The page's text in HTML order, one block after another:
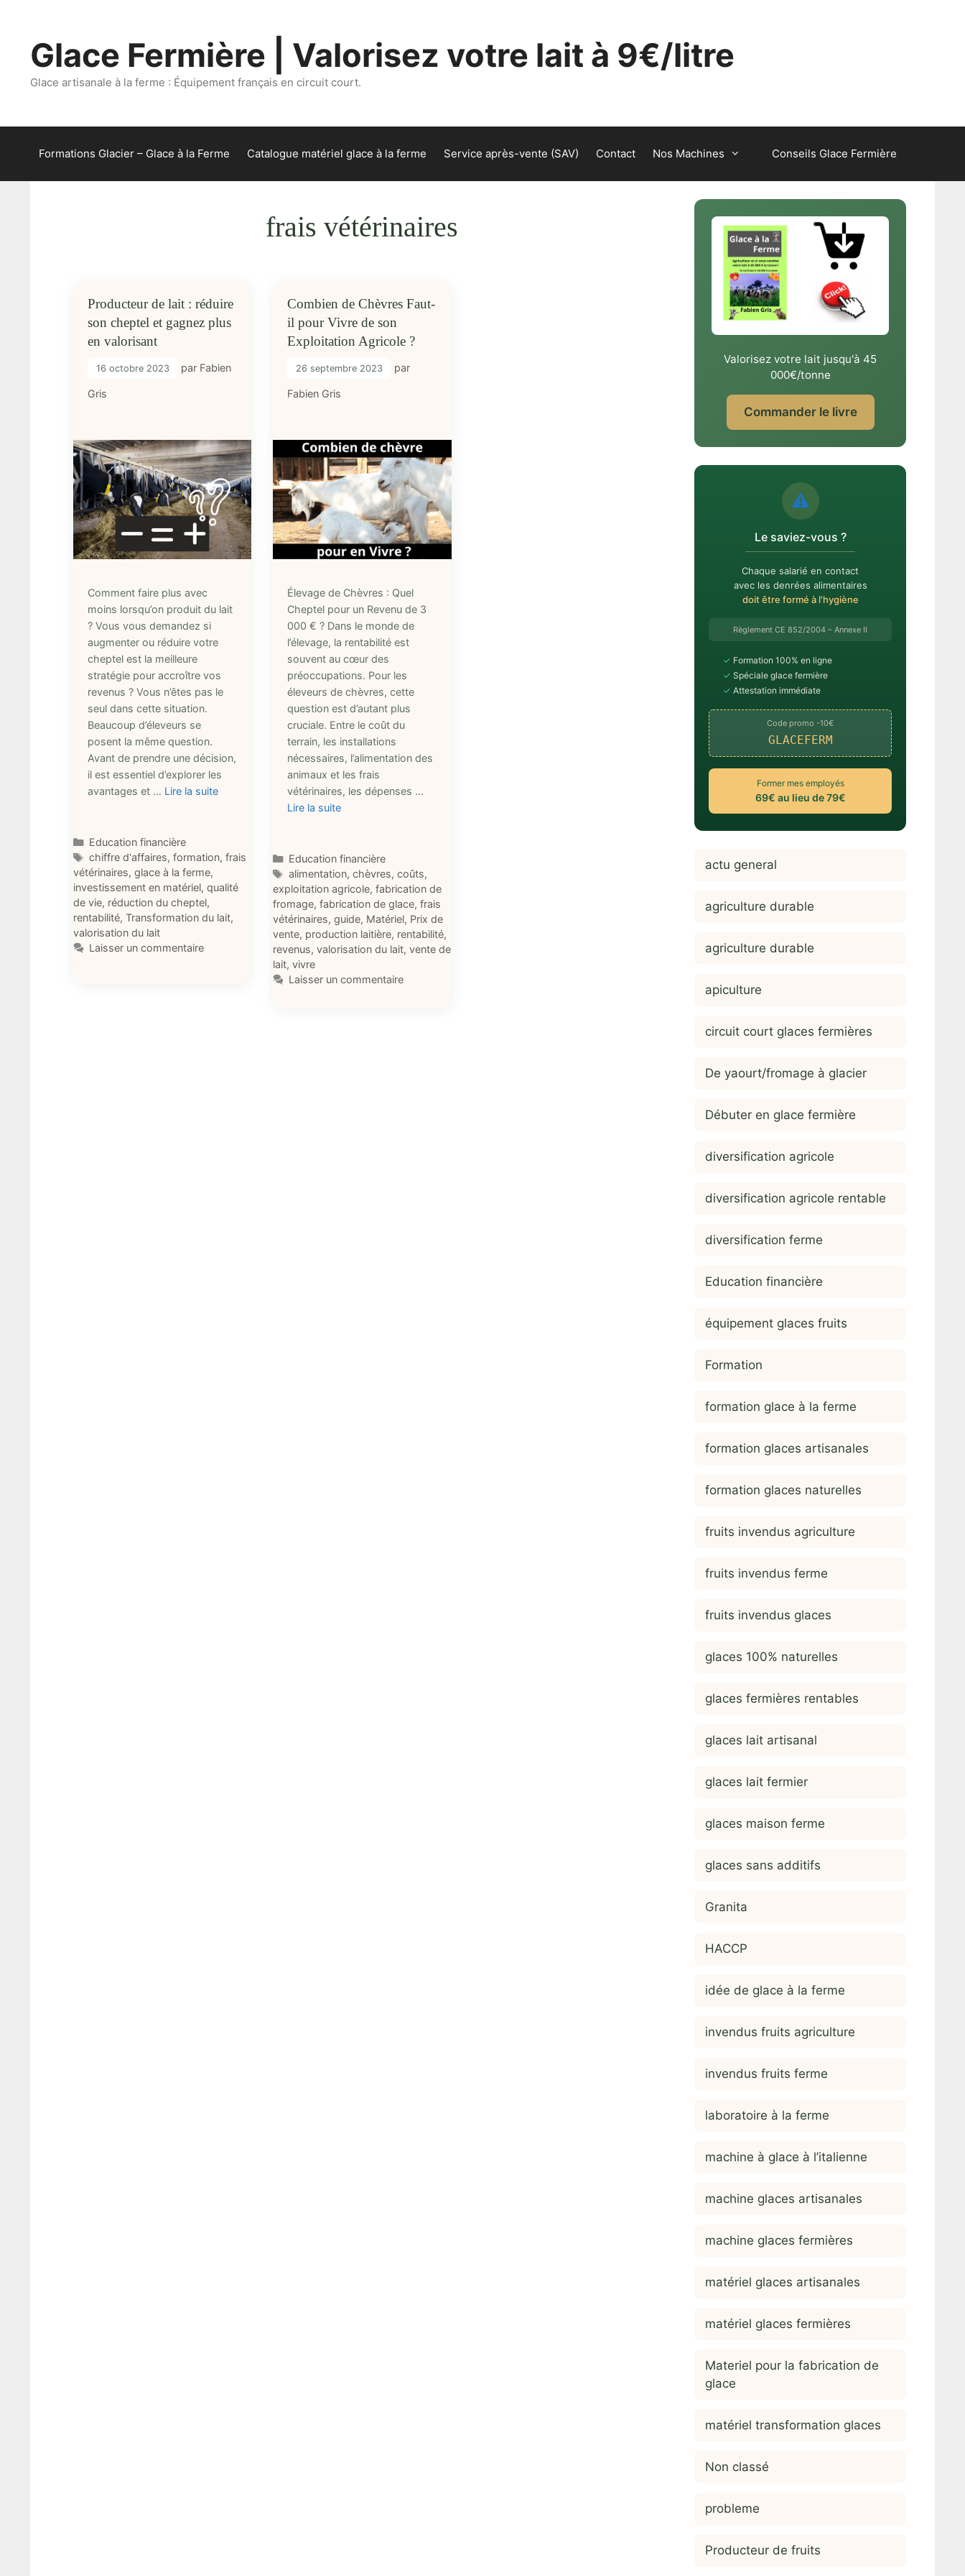
contenuGlace Fermière | Valorisez votre lait à 9€/litre
Glace artisanale à la ferme : Équipement français en circuit court.
Formations Glacier – Glace à la Ferme Catalogue matériel glace à la ferme Service après-vente (SAV) Contact Nos Machines Conseils Glace Fermière
frais vétérinaires
Producteur de lait : réduire
son cheptel et gagnez plus
en valorisant
16 octobre 2023 par Fabien
Gris
Comment faire plus avec
moins lorsqu’on produit du lait
? Vous vous demandez si
augmenter ou réduire votre
cheptel est la meilleure
stratégie pour accroître vos
revenus ? Vous n’êtes pas le
seul dans cette situation.
Beaucoup d’éleveurs se
posent la même question.
Avant de prendre une décision,
il est essentiel d’explorer les
avantages et … Lire la suite
Catégories
Education financière
Étiquettes
chiffre d'affaires, formation, frais
vétérinaires, glace à la ferme,
investissement en matériel, qualité
de vie, réduction du cheptel,
rentabilité, Transformation du lait,
valorisation du lait
Laisser un commentaire
Combien de Chèvres Faut-
il pour Vivre de son
Exploitation Agricole ?
26 septembre 2023 par
Fabien Gris
Élevage de Chèvres : Quel
Cheptel pour un Revenu de 3
000 € ? Dans le monde de
l’élevage, la rentabilité est
souvent au cœur des
préoccupations. Pour les
éleveurs de chèvres, cette
question est d’autant plus
cruciale. Entre le coût du
terrain, les installations
nécessaires, l’alimentation des
animaux et les frais
vétérinaires, les dépenses …
Lire la suite
Catégories
Education financière
Étiquettes
alimentation, chèvres, coûts,
exploitation agricole,fabrication de
fromage,fabrication de glace,frais
vétérinaires,guide, Matériel, Prix de
vente, production laitière, rentabilité,
revenus,valorisation du lait,vente de
lait,vivre
Laisser un commentaire
Valorisez votre lait jusqu'à 45
000€/tonne
Commander le livre
⚠️
Le saviez-vous ?
Chaque salarié en contact
avec les denrées alimentaires
doit être formé à l'hygiène
Règlement CE 852/2004 – Annexe II
✓ Formation 100% en ligne
✓ Spéciale glace fermière
✓ Attestation immédiate
Code promo -10€
GLACEFERM
Former mes employés
69€ au lieu de 79€
actu general
agriculture durable
agriculture durable
apiculture
circuit court glaces fermières
De yaourt/fromage à glacier
Débuter en glace fermière
diversification agricole
diversification agricole rentable
diversification ferme
Education financière
équipement glaces fruits
Formation
formation glace à la ferme
formation glaces artisanales
formation glaces naturelles
fruits invendus agriculture
fruits invendus ferme
fruits invendus glaces
glaces 100% naturelles
glaces fermières rentables
glaces lait artisanal
glaces lait fermier
glaces maison ferme
glaces sans additifs
Granita
HACCP
idée de glace à la ferme
invendus fruits agriculture
invendus fruits ferme
laboratoire à la ferme
machine à glace à l’italienne
machine glaces artisanales
machine glaces fermières
matériel glaces artisanales
matériel glaces fermières
Materiel pour la fabrication de
glace
matériel transformation glaces
Non classé
probleme
Producteur de fruits